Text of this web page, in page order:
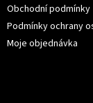
Obchodní podmínky
Podmínky ochrany
Moje objednávka